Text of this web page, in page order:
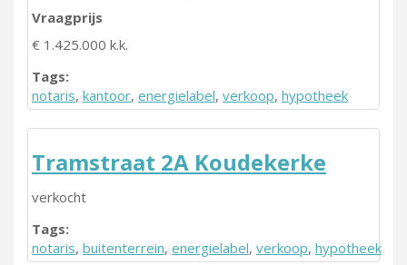
Vraagprijs
€ 1.425.000 k.k.
Tags:
notaris, kantoor, energielabel, verkoop, hypotheek
Tramstraat 2A Koudekerke
verkocht
Tags:
notaris, buitenterrein, energielabel, verkoop, hypotheek